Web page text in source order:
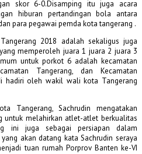
skor 6-0.Disamping itu juga acara
hiburan pertandingan bola antara
para pegawai pemda kota tangerang .
2018 adalah sekaligus juga
memperoleh juara 1 juara 2 juara 3
untuk porkot 6 adalah kecamatan
Tangerang, dan Kecamatan
hadiri oleh wakil wali kota Tangerang
Tangerang, Sachrudin mengatakan
untuk melahirkan atlet-atlet berkualitas
ini juga sebagai persiapan dalam
akan datang kata Sachrudin seraya
tuan rumah Porprov Banten ke-VI